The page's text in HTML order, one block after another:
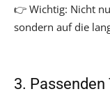
👉 Wichtig: Nicht
sondern auf die
3.